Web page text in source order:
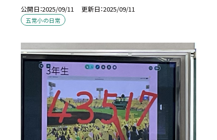
公開日 2025/09/11 更新日 2025/09/11
五常小の日常